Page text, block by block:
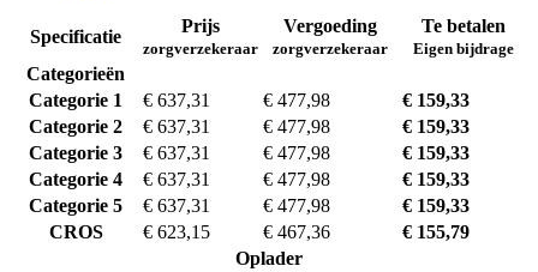
Specificatie
Prijs
zorgverzekeraar
Vergoeding
zorgverzekeraar
Te betalen
Eigen bijdrage
Categorieën
Categorie 1
€ 637,31 € 477,98
€ 159,33
Categorie 2
€ 637,31 € 477,98
€ 159,33
Categorie 3
€ 637,31 € 477,98
€ 159,33
Categorie 4
€ 637,31 € 477,98
€ 159,33
Categorie 5
€ 637,31 € 477,98
€ 159,33
CROS
€ 623,15 € 467,36
€ 155,79
Oplader